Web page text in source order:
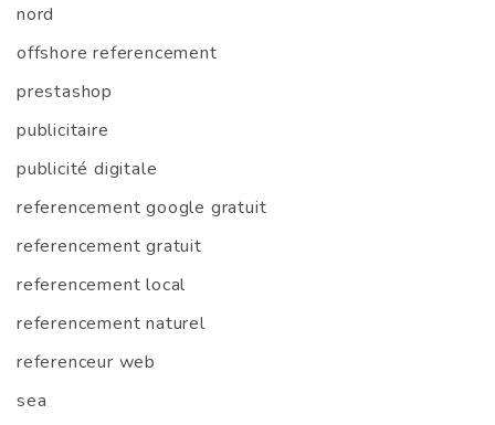
nord
offshore referencement
prestashop
publicitaire
publicité digitale
referencement google gratuit
referencement gratuit
referencement local
referencement naturel
referenceur web
sea